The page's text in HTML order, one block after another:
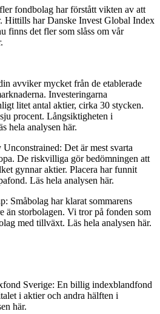
fondbolag har förstått vikten av att
Hittills har Danske Invest Global Index
finns det fler som slåss om vår
avviker mycket från de etablerade
Investeringarna
litet antal aktier, cirka 30 stycken.
procent. Långsiktigheten i
hela analysen här.
Det är mest svarta
De riskvilliga gör bedömningen att
gynnar aktier. Placera har funnit
Läs hela analysen här.
Småbolag har klarat sommarens
än storbolagen. Vi tror på fonden som
med tillväxt. Läs hela analysen här.
Sverige: En billig indexblandfond
i aktier och andra hälften i
här.